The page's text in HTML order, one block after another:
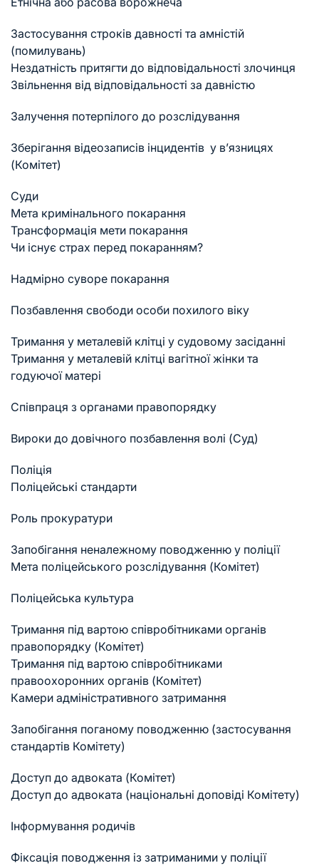
Застосування строків давності та амністій
(помилувань)
Нездатність притягти до відповідальності злочинця
Звільнення від відповідальності за давністю
Залучення потерпілого до розслідування
Зберігання відеозаписів інцидентів у в’язницях
(Комітет)
Суди
Мета кримінального покарання
Трансформація мети покарання
Чи існує страх перед покаранням?
Надмірно суворе покарання
Позбавлення свободи особи похилого віку
Тримання у металевій клітці у судовому засіданні
Тримання у металевій клітці вагітної жінки та
годуючої матері
Співпраця з органами правопорядку
Вироки до довічного позбавлення волі (Суд)
Поліція
Поліцейські стандарти
Роль прокуратури
Запобігання неналежному поводженню у поліції
Мета поліцейського розслідування (Комітет)
Поліцейська культура
Тримання під вартою співробітниками органів
правопорядку (Комітет)
Тримання під вартою співробітниками
правоохоронних органів (Комітет)
Камери адміністративного затримання
Запобігання поганому поводженню (застосування
стандартів Комітету)
Доступ до адвоката (Комітет)
Доступ до адвоката (національні доповіді Комітету)
Інформування родичів
Фіксація поводження із затриманими у поліції